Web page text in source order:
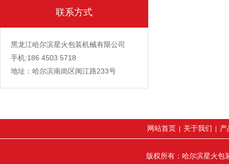
联系方式
黑龙江哈尔滨星火包装机械有限公司
手机:186 4503 5718
地址：哈尔滨南岗区闽江路233号
网站首页 关于我们 产
版权所有：哈尔滨星火包